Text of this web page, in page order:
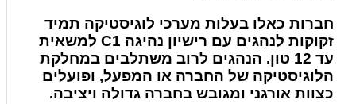
חברות כאלו בעלות מערכי לוגיסטיקה תמיד
זקוקות לנהגים עם רישיון נהיגה C1 למשאית
עד 12 טון. הנהגים לרוב משתלבים במחלקת
הלוגיסטיקה של החברה או המפעל, ופועלים
כצוות אורגני ומגובש בחברה גדולה ויציבה.